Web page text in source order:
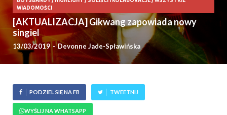
WIADOMOŚCI
[AKTUALIZACJA] Gikwang zapowiada nowy
singiel
13/03/2019 -Devonne Jade-Spławińska
PODZIEL SIĘ NA FB TWEETNIJ
WYŚLIJ NA WHATSAPP